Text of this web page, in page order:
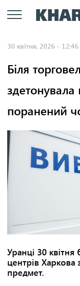
30 квітня, 2026 - 12:46
Біля
поранений
Уранці 30
центрів Харкова
предмет.